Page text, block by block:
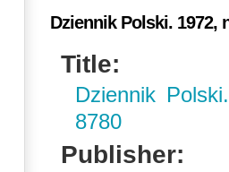
Dziennik Polski. 1972,
Title:
Dziennik
8780
Publisher: